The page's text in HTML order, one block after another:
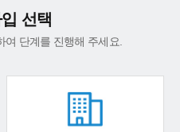
선택
단계를 진행해 주세요.